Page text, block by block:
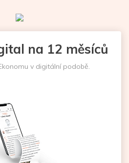
na 12 měsíců
v digitální podobě.